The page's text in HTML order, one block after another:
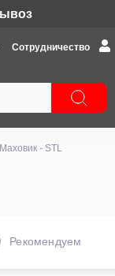
Сотрудничество
Маховик - STL
Рекомендуем